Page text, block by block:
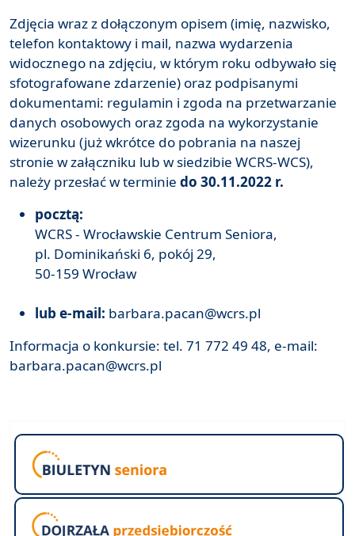
Zdjęcia wraz z dołączonym opisem (imię, nazwisko,
telefon kontaktowy i mail, nazwa wydarzenia
widocznego na zdjęciu, w którym roku odbywało się
sfotografowane zdarzenie) oraz podpisanymi
dokumentami: regulamin i zgoda na przetwarzanie
danych osobowych oraz zgoda na wykorzystanie
wizerunku (już wkrótce do pobrania na naszej
stronie w załączniku lub w siedzibie WCRS-WCS),
należy przesłać w terminie do 30.11.2022 r.
pocztą:
WCRS - Wrocławskie Centrum Seniora,
pl. Dominikański 6, pokój 29,
50-159 Wrocław
lub e-mail: barbara.pacan@wcrs.pl
Informacja o konkursie: tel. 71 772 49 48, e-mail:
barbara.pacan@wcrs.pl